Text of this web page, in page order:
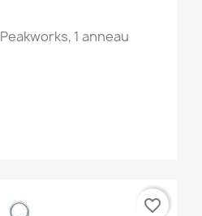
1 anneau
favorite_border